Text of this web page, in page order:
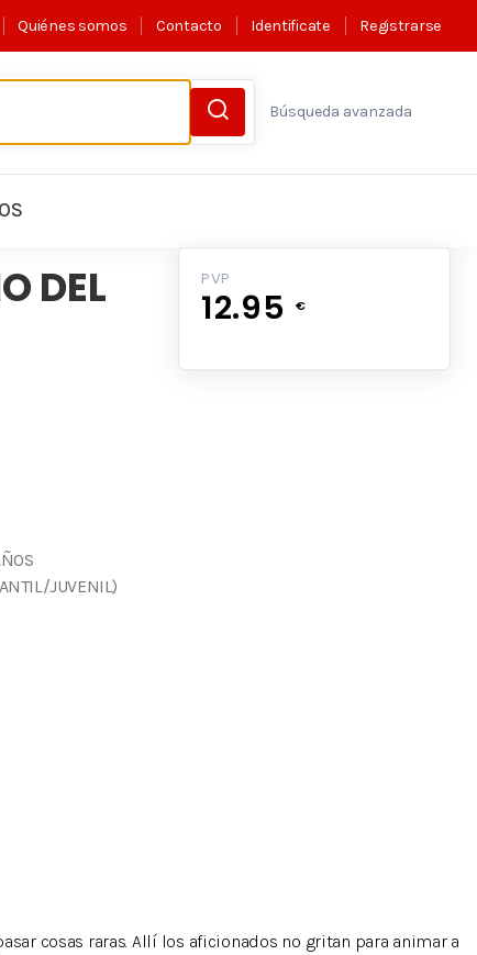
Quiénes somos Contacto Identificate Registrarse
Búsqueda avanzada
DEL
JUVENIL)
PVP
12.95 €
cosas raras. Allí los aficionados no gritan para animar a